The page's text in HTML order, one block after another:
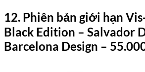
12. Phiên bản giới hạn
Black Edition – Salvador
Barcelona Design – 55.